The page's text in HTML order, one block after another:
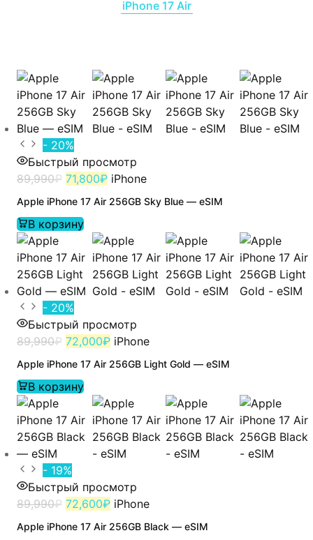
iPhone 17 Air
- 20%
Быстрый просмотр
89,990₽ 71,800₽ iPhone
Apple iPhone 17 Air 256GB Sky Blue — eSIM
В корзину
- 20%
Быстрый просмотр
89,990₽ 72,000₽ iPhone
Apple iPhone 17 Air 256GB Light Gold — eSIM
В корзину
- 19%
Быстрый просмотр
89,990₽ 72,600₽ iPhone
Apple iPhone 17 Air 256GB Black — eSIM